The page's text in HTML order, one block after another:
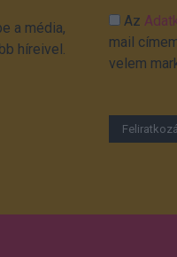
a média,
híreivel.
Az
mail
velem